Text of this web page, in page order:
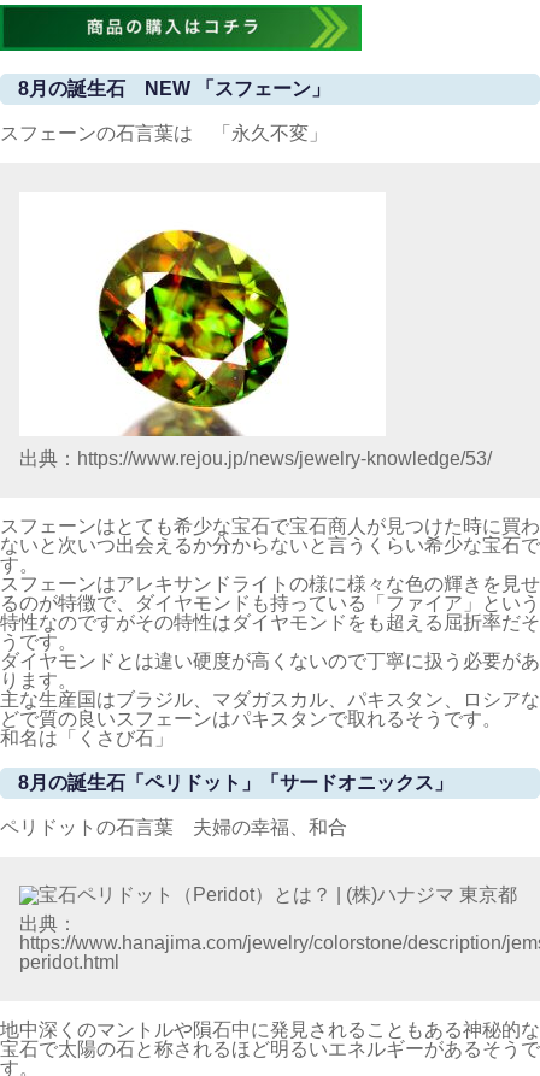
8月の誕生石 NEW 「スフェーン」
スフェーンの石言葉は 「永久不変」
出典：https://www.rejou.jp/news/jewelry-knowledge/53/
スフェーンはとても希少な宝石で宝石商人が見つけた時に買わ
ないと次いつ出会えるか分からないと言うくらい希少な宝石で
す。
スフェーンはアレキサンドライトの様に様々な色の輝きを見せ
るのが特徴で、ダイヤモンドも持っている「ファイア」という
特性なのですがその特性はダイヤモンドをも超える屈折率だそ
うです。
ダイヤモンドとは違い硬度が高くないので丁寧に扱う必要があ
ります。
主な生産国はブラジル、マダガスカル、パキスタン、ロシアな
どで質の良いスフェーンはパキスタンで取れるそうです。
和名は「くさび石」
8月の誕生石「ペリドット」「サードオニックス」
ペリドットの石言葉 夫婦の幸福、和合
出典：
https://www.hanajima.com/jewelry/colorstone/description/
peridot.html
地中深くのマントルや隕石中に発見されることもある神秘的な
宝石で太陽の石と称されるほど明るいエネルギーがあるそうで
す。